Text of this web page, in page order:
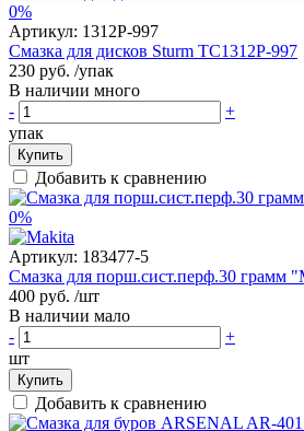
0%
Артикул: 1312P-997
Смазка для дисков Sturm ТС1312Р-997
230 руб. /упак
В наличии много
-
+
упак
Купить
Добавить к сравнению
0%
Артикул: 183477-5
Смазка для порш.сист.перф.30 грамм
400 руб. /шт
В наличии мало
-
+
шт
Купить
Добавить к сравнению